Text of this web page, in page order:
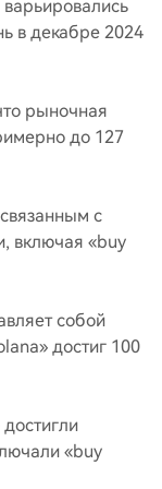
в декабре 2024
рыночная
до 127
с
включая «buy
собой
достиг 100
«buy